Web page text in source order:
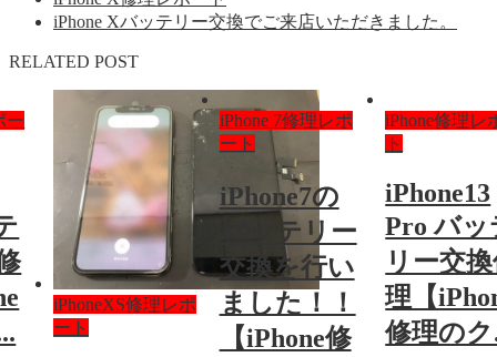
iPhone Xバッテリー交換でご来店いただきました。
RELATED POST
ー
iPhoneXS修理レポ
ート
iPhone 7修理レポ
ート
iPhone7の
バッテリー
交換を行い
ました！！
【iPhone修
iPhone修理レ
ト
iPhone13
Pro バッ
リー交
理【
修理のク